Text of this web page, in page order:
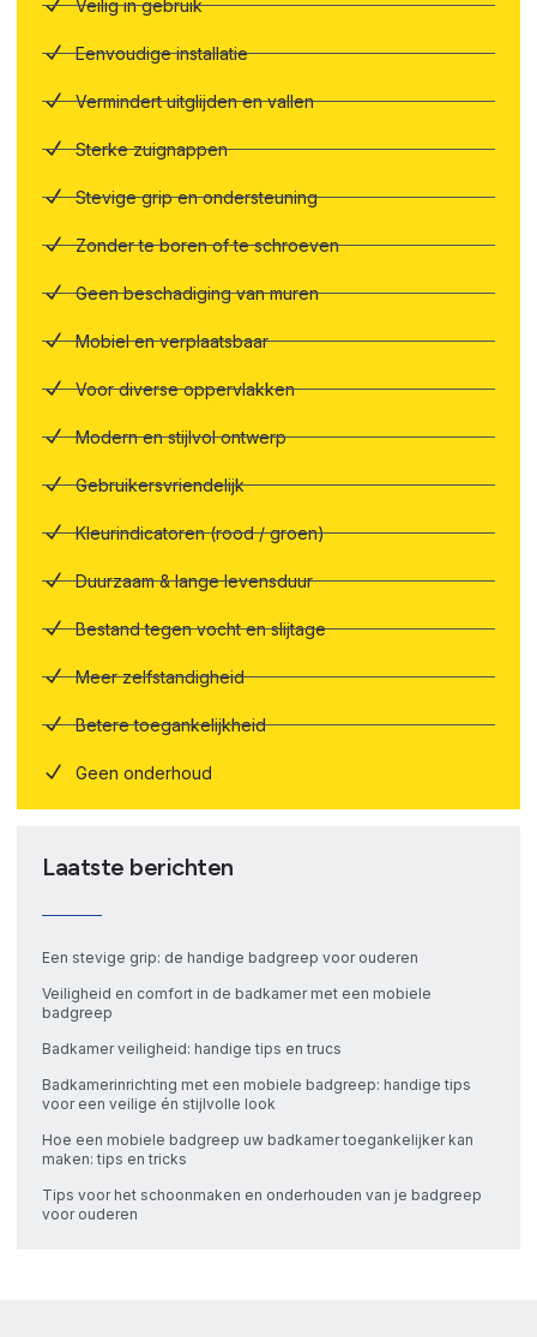
Veilig in gebruik
Eenvoudige installatie
Vermindert uitglijden en vallen
Sterke zuignappen
Stevige grip en ondersteuning
Zonder te boren of te schroeven
Geen beschadiging van muren
Mobiel en verplaatsbaar
Voor diverse oppervlakken
Modern en stijlvol ontwerp
Gebruikersvriendelijk
Kleurindicatoren (rood / groen)
Duurzaam & lange levensduur
Bestand tegen vocht en slijtage
Meer zelfstandigheid
Betere toegankelijkheid
Geen onderhoud
Laatste berichten
Een stevige grip: de handige badgreep voor ouderen
Veiligheid en comfort in de badkamer met een mobiele
badgreep
Badkamer veiligheid: handige tips en trucs
Badkamerinrichting met een mobiele badgreep: handige tips
voor een veilige én stijlvolle look
Hoe een mobiele badgreep uw badkamer toegankelijker kan
maken: tips en tricks
Tips voor het schoonmaken en onderhouden van je badgreep
voor ouderen